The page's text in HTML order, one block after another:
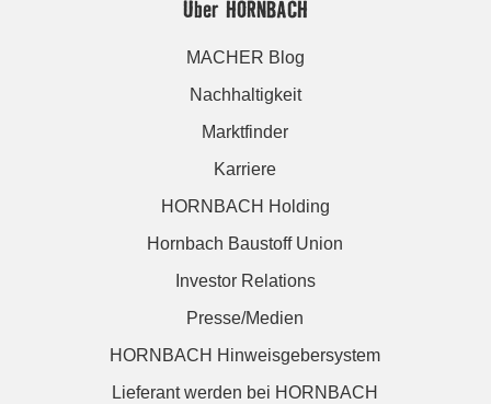
Über HORNBACH
MACHER Blog
Nachhaltigkeit
Marktfinder
Karriere
HORNBACH Holding
Hornbach Baustoff Union
Investor Relations
Presse/Medien
HORNBACH Hinweisgebersystem
Lieferant werden bei HORNBACH